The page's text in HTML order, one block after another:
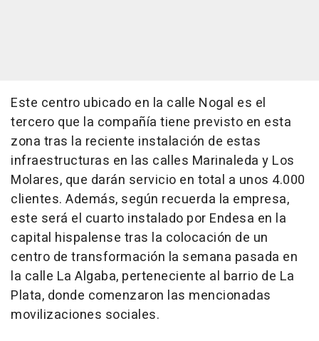
Este centro ubicado en la calle Nogal es el
tercero que la compañía tiene previsto en esta
zona tras la reciente instalación de estas
infraestructuras en las calles Marinaleda y Los
Molares, que darán servicio en total a unos 4.000
clientes. Además, según recuerda la empresa,
este será el cuarto instalado por Endesa en la
capital hispalense tras la colocación de un
centro de transformación la semana pasada en
la calle La Algaba, perteneciente al barrio de La
Plata, donde comenzaron las mencionadas
movilizaciones sociales.